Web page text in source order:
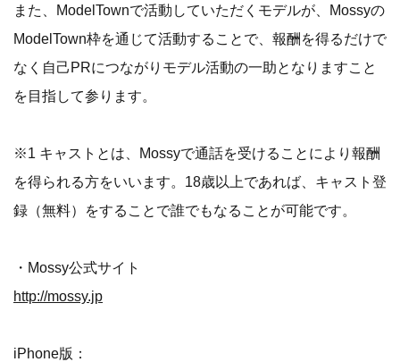
また、ModelTownで活動していただくモデルが、Mossyの
ModelTown枠を通じて活動することで、報酬を得るだけで
なく自己PRにつながりモデル活動の一助となりますこと
を目指して参ります。
※1 キャストとは、Mossyで通話を受けることにより報酬
を得られる方をいいます。18歳以上であれば、キャスト登
録（無料）をすることで誰でもなることが可能です。
・Mossy公式サイト
http://mossy.jp
iPhone版：